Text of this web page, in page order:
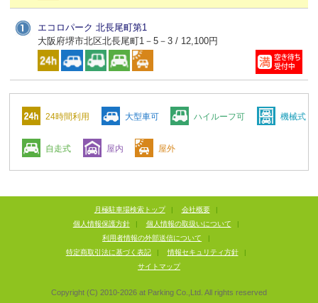
エコロパーク 北長尾町第1
大阪府堺市北区北長尾町1－5－3 / 12,100円
24時間利用 大型車可 ハイルーフ可 機械式
自走式 屋内 屋外
月極駐車場検索トップ | 会社概要
|
個人情報保護方針
| 個人情報の取扱いについて
|
利用者情報の外部送信について
|
特定商取引法に基づく表記
| 情報セキュリティ方針
|
サイトマップ
Copyright (C) 2010-2026 at Parking Co.,Ltd. All rights reserved